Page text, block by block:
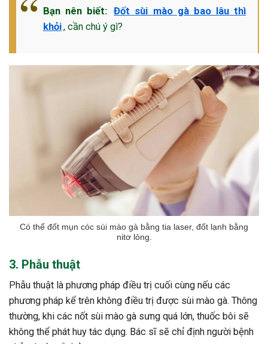
Bạn nên biết: Đốt sùi mào gà bao lâu thì
khỏi, cần chú ý gì?
Có thể đốt mụn cóc sùi mào gà bằng tia laser, đốt lạnh bằng
nitơ lỏng.
3. Phẫu thuật
Phẫu thuật là phương pháp điều trị cuối cùng nếu các
phương pháp kể trên không điều trị được sùi mào gà. Thông
thường, khi các nốt sùi mào gà sưng quá lớn, thuốc bôi sẽ
không thể phát huy tác dụng. Bác sĩ sẽ chỉ định người bệnh